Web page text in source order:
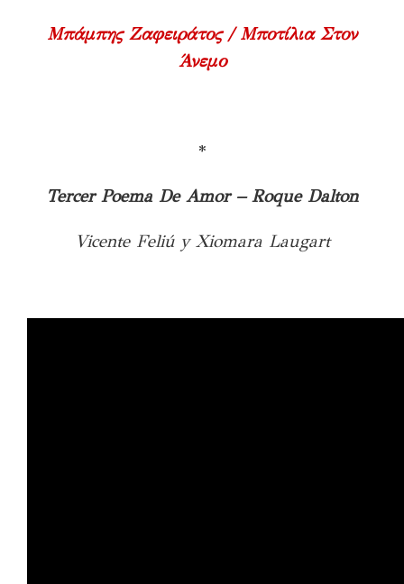
Μπάμπης Ζαφειράτος / Μποτίλια Στον
Άνεμο
*
Tercer Poema De Amor – Roque Dalton
Vicente Feliú y Xiomara Laugart